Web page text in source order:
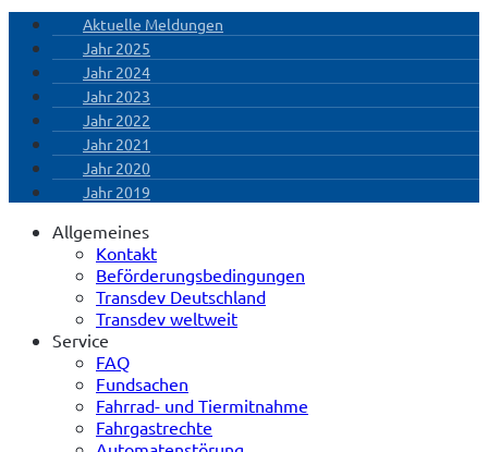
Aktuelle Meldungen
Jahr 2025
Jahr 2024
Jahr 2023
Jahr 2022
Jahr 2021
Jahr 2020
Jahr 2019
Allgemeines
Kontakt
Beförderungsbedingungen
Transdev Deutschland
Transdev weltweit
Service
FAQ
Fundsachen
Fahrrad- und Tiermitnahme
Fahrgastrechte